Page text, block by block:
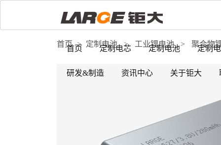
首页 定制电芯 定制电池 定制
研发&制造 资讯中心 关于钜大
首页 > 定制电池 > 工业锂电池 > 聚合物